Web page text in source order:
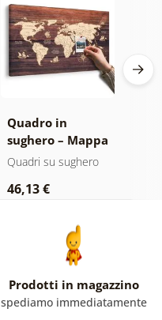
Quadro in
sughero – Mappa
su legno
Quadri su sughero
46,13 €
Prodotti in magazzino
spediamo immediatamente